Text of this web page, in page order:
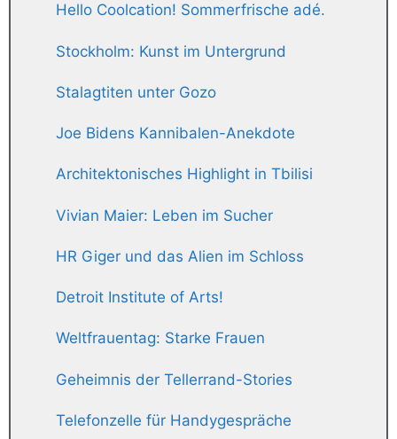
Hello Coolcation! Sommerfrische adé.
Stockholm: Kunst im Untergrund
Stalagtiten unter Gozo
Joe Bidens Kannibalen-Anekdote
Architektonisches Highlight in Tbilisi
Vivian Maier: Leben im Sucher
HR Giger und das Alien im Schloss
Detroit Institute of Arts!
Weltfrauentag: Starke Frauen
Geheimnis der Tellerrand-Stories
Telefonzelle für Handygespräche